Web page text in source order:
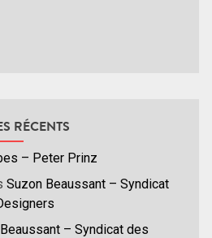
RÉCENTS
– Peter Prinz
Suzon Beaussant – Syndicat
– Syndicat des